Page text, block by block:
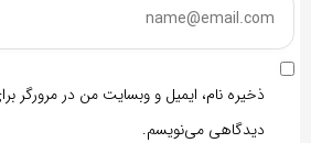
ذخیره نام، ایمیل و وبسایت من در مرورگر
دیدگاهی می‌نویسم.